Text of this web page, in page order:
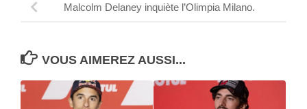
Malcolm Delaney inquiète l’Olimpia Milano.
VOUS AIMEREZ AUSSI...